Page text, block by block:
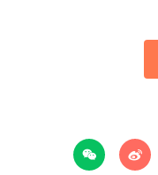
 